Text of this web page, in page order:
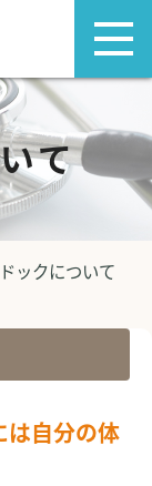
て
ックについて
は自分の体